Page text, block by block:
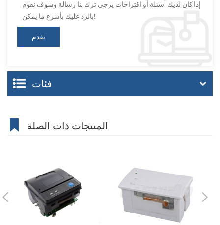
إذا كان لديك أسئلة أو اقتراحات يرجى ترك لنا رسالة وسوف نقوم
بالرد عليك بأسرع ما يمكن!
فئات
المنتجات ذات الصلة